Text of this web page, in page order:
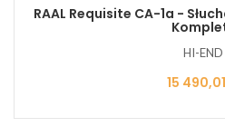
RAAL Requisite CA-1a -
HI-END
Cena
15